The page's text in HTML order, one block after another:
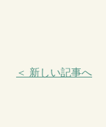
＜ 新しい記事へ